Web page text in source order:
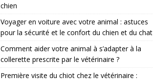
chien
Voyager en voiture avec votre animal : astuces
pour la sécurité et le confort du chien et du chat
Comment aider votre animal à s’adapter à la
collerette prescrite par le vétérinaire ?
Première visite du chiot chez le vétérinaire :